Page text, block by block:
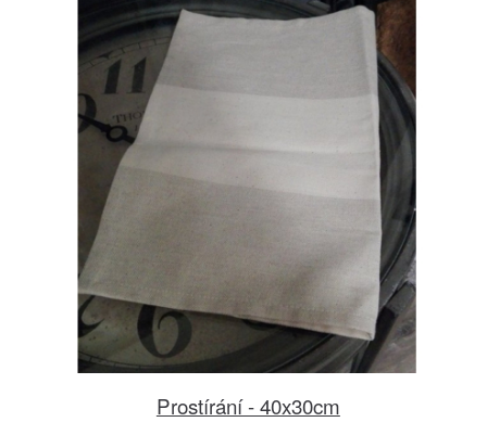
Prostírání - 40x30cm